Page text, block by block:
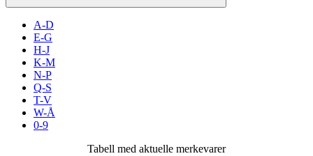
Merker
Inspirasjon
Søk
A-D
E-G
H-J
K-M
N-P
Q-S
T-V
W-Å
0-9
Tabell med aktuelle merkevarer